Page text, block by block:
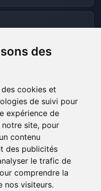
des
cookies et
de suivi pour
expérience de
site, pour
contenu
des publicités
le trafic de
comprendre la
nos visiteurs.
ACCEPTÉS